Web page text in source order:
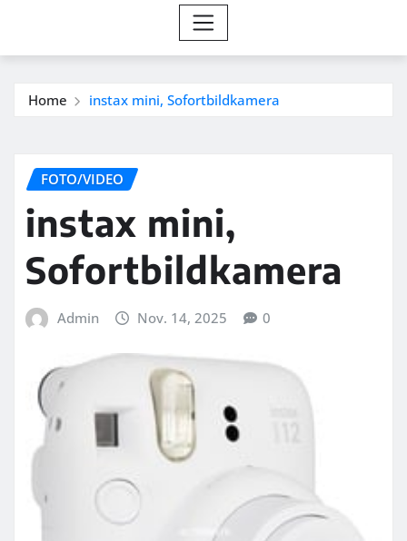
Home instax mini, Sofortbildkamera
FOTO/VIDEO
instax mini,
Sofortbildkamera
Admin Nov. 14, 2025 0